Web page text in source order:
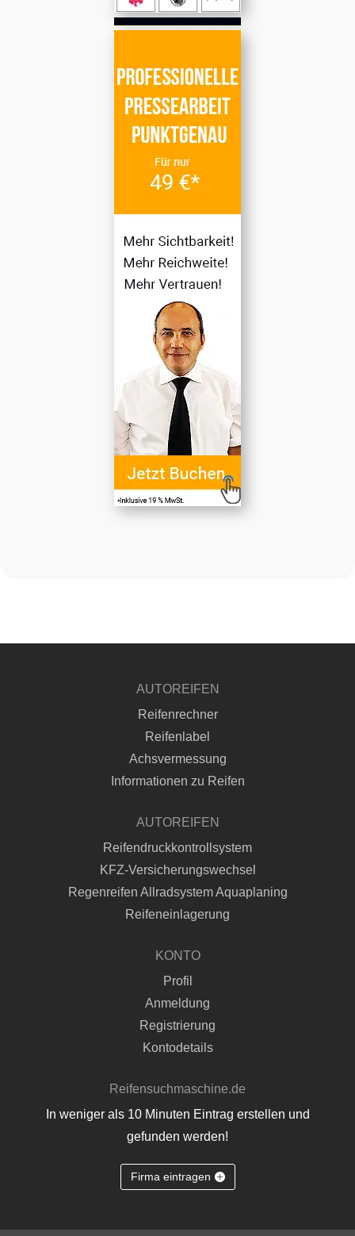
AUTOREIFEN
Reifenrechner
Reifenlabel
Achsvermessung
Informationen zu Reifen
AUTOREIFEN
Reifendruckkontrollsystem
KFZ-Versicherungswechsel
Regenreifen Allradsystem Aquaplaning
Reifeneinlagerung
KONTO
Profil
Anmeldung
Registrierung
Kontodetails
Reifensuchmaschine.de
In weniger als 10 Minuten Eintrag erstellen und
gefunden werden!
Firma eintragen